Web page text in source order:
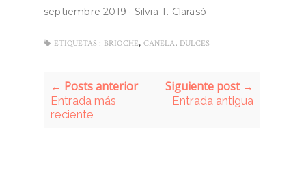
septiembre 2019 · Silvia T. Clarasó
ETIQUETAS : BRIOCHE, CANELA, DULCES
← Posts anterior
Entrada más
reciente
Siguiente post →
Entrada antigua